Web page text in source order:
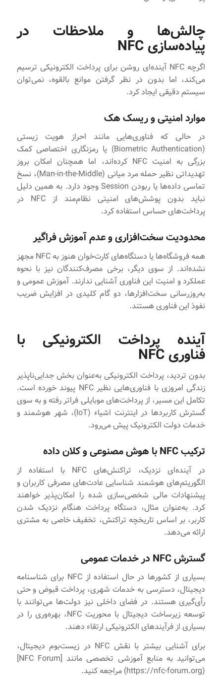
چالش‌ها و ملاحظات در
پیاده‌سازی NFC
اگرچه NFC آینده‌ای روشن برای پرداخت الکترونیکی ترسیم
می‌کند، اما بدون در نظر گرفتن موانع بالقوه، نمی‌توان
سیستم دقیقی ایجاد کرد.
موارد امنیتی و ریسک هک
در حالی که فناوری‌هایی مانند احراز هویت زیستی
(Biometric Authentication) یا رمزنگاری اختصاصی کمک
بزرگی به امنیت NFC کرده‌اند، اما همچنان امکان بروز
تهدیداتی نظیر حمله مرد میانی (Man-in-the-Middle)، نسخ
تماسی داده‌ها یا ربودن Session وجود دارد. به همین دلیل
نباید بدون پوشش‌های امنیتی نظام‌مند از NFC در
پرداخت‌های حساس استفاده کرد.
محدودیت سخت‌افزاری و عدم آموزش فراگیر
همه فروشگاه‌ها یا دستگاه‌های کارت‌خوان هنوز به NFC مجهز
نشده‌اند. از سوی دیگر، برخی مصرف‌کنندگان نیز با نحوه
عملکرد و امنیت این فناوری آشنایی ندارند. آموزش عمومی و
به‌روزرسانی سخت‌افزارها، دو گام کلیدی در افزایش ضریب
نفوذ این فناوری هستند.
آینده پرداخت الکترونیکی با
فناوری NFC
بدون تردید، پرداخت الکترونیکی به‌عنوان بخش جدایی‌ناپذیر
زندگی امروزی با فناوری‌هایی نظیر NFC پیوند خورده است.
تکامل این مسیر، از پرداخت‌های موبایلی فراتر رفته و به سوی
گسترش کاربردها در اینترنت اشیاء (IoT)، شهر هوشمند و
خدمات دولت الکترونیک پیش می‌رود.
ترکیب NFC با هوش مصنوعی و کلان داده
در آینده‌ای نزدیک، تراکنش‌های NFC با استفاده از
الگوریتم‌های هوشمند شناسایی عادت‌های مصرفی کاربران و
پیشنهادات مالی شخصی‌سازی شده را امکان‌پذیر خواهند
کرد. به‌عنوان مثال، دستگاه پرداخت هنگام نزدیک شدن
کاربر، بر اساس تاریخچه تراکنش، تخفیف خاصی به مشتری
ارائه می‌دهد.
گسترش NFC در خدمات عمومی
بسیاری از کشورها در حال استفاده از NFC برای شناسنامه
دیجیتال، دسترسی به خدمات شهری، پرداخت قبوض و حتی
رأی‌گیری هستند. در فضای داخلی نیز دولت‌ها می‌توانند با
توسعه زیرساخت دیجیتال با محوریت NFC، بهره‌وری را در
بسیاری از فرآیندهای الکترونیکی ارتقاء دهند.
برای آشنایی بیشتر با نقش NFC در زیست‌بوم دیجیتال،
می‌توانید به منابع آموزشی تخصصی مانند [NFC Forum]
(https://nfc-forum.org) مراجعه کنید.